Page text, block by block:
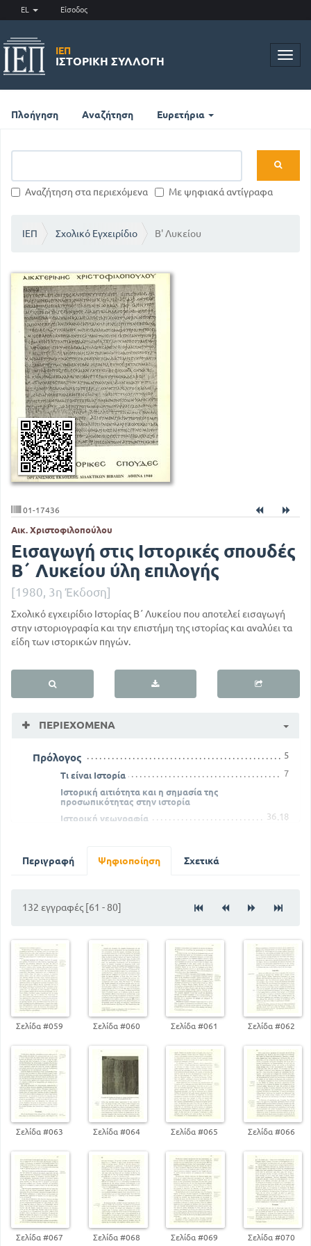
EL Είσοδος
ΙΕΠ
ΙΣΤΟΡΙΚΉ ΣΥΛΛΟΓΉ
Πλοήγηση Αναζήτηση Ευρετήρια
Αναζήτηση στα περιεχόμενα Με ψηφιακά αντίγραφα
ΙΕΠ Σχολικό Εγχειρίδιο Β' Λυκείου
01-17436
Αικ. Χριστοφιλοπούλου
Εισαγωγή στις Ιστορικές σπουδές
Β΄ Λυκείου ύλη επιλογής
[1980, 3η Έκδοση]
Σχολικό εγχειρίδιο Ιστορίας Β΄ Λυκείου που αποτελεί εισαγωγή
στην ιστοριογραφία και την επιστήμη της ιστορίας και αναλύει τα
είδη των ιστορικών πηγών.
ΠΕΡΙΕΧΌΜΕΝΑ
Πρόλογος 5
Τι είναι Ιστορία
7
Ιστορική αιτιότητα και η σημασία της
προσωπικότητας στην ιστορία
18
Ιστορική γεωγραφία 36
ΕΜΜΕΣΕΣ ΠΗΓΕΣ
Λογοτεχνικά έργα
Οι εφημερίδες
112
Περιγραφή Ψηφιοποίηση Σχετικά
132 εγγραφές [61 - 80]
Σελίδα #059 Σελίδα #060 Σελίδα #061 Σελίδα #062
Σελίδα #063 Σελίδα #064 Σελίδα #065 Σελίδα #066
Σελίδα #067 Σελίδα #068 Σελίδα #069 Σελίδα #070